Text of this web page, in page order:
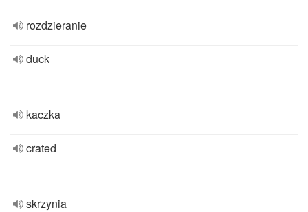
rozdzieranie
duck
kaczka
crated
skrzynia